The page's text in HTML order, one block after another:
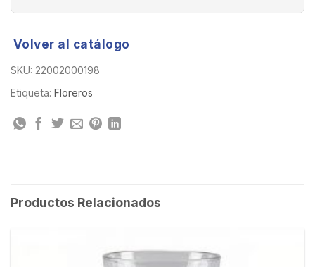
Volver al catálogo
SKU: 22002000198
Etiqueta: Floreros
Productos Relacionados